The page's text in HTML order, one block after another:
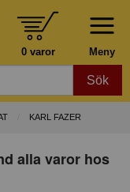
Meny
0 varor
Sök
KARL FAZER
alla varor hos